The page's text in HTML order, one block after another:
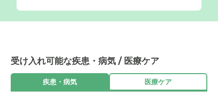
受け入れ可能な疾患・病気 / 医療ケア
疾患・病気 医療ケア